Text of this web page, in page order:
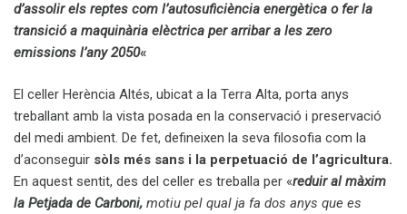
d’assolir els reptes com l’autosuficiència energètica o fer la
transició a maquinària elèctrica per arribar a les zero
emissions l’any 2050«
El celler Herència Altés, ubicat a la Terra Alta, porta anys
treballant amb la vista posada en la conservació i preservació
del medi ambient. De fet, defineixen la seva filosofia com la
d’aconseguir sòls més sans i la perpetuació de l’agricultura.
En aquest sentit, des del celler es treballa per «reduir al màxim
la Petjada de Carboni, motiu pel qual ja fa dos anys que es